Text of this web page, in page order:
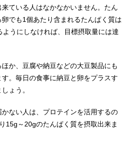
ている人はなかなかいません。たん
でも1個あたり含まれるたんぱく質は
うにしなければ、目標摂取量には達
か、豆腐や納豆などの大豆製品にも
。毎日の食事に納豆と卵をプラスす
ょう。
ない人は、プロテインを活用するの
15g～20gのたんぱく質を摂取出来ま